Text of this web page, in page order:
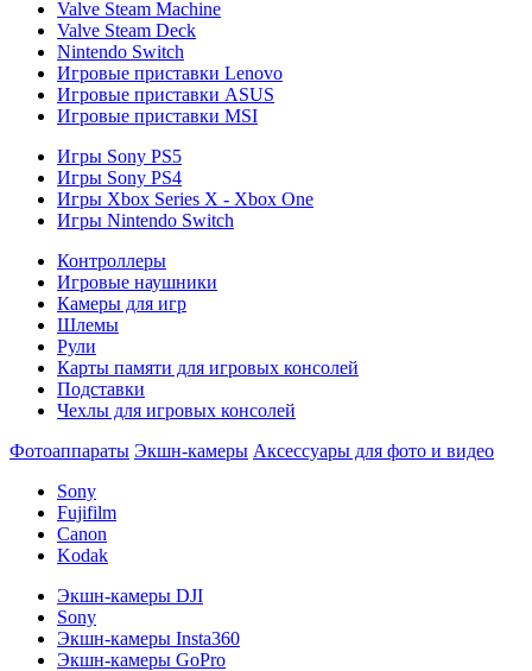
Valve Steam Machine
Valve Steam Deck
Nintendo Switch
Игровые приставки Lenovo
Игровые приставки ASUS
Игровые приставки MSI
Игры Sony PS5
Игры Sony PS4
Игры Xbox Series X - Xbox One
Игры Nintendo Switch
Контроллеры
Игровые наушники
Камеры для игр
Шлемы
Рули
Карты памяти для игровых консолей
Подставки
Чехлы для игровых консолей
Фотоаппараты Экшн-камеры Аксессуары для фото и видео
Sony
Fujifilm
Canon
Kodak
Экшн-камеры DJI
Sony
Экшн-камеры Insta360
Экшн-камеры GoPro